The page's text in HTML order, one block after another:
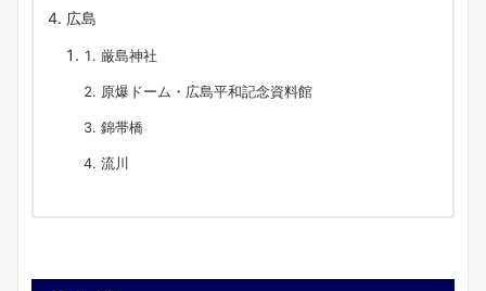
広島
厳島神社
原爆ドーム・広島平和記念資料館
錦帯橋
流川